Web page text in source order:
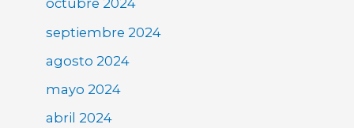
octubre 2024
septiembre 2024
agosto 2024
mayo 2024
abril 2024